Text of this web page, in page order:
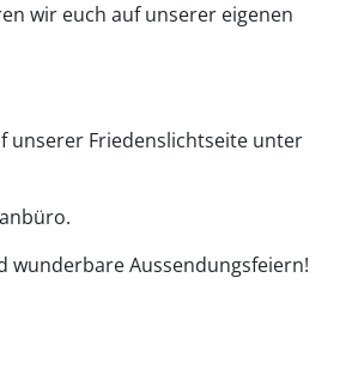
wir euch auf unserer eigenen
unserer Friedenslichtseite unter
wunderbare Aussendungsfeiern!